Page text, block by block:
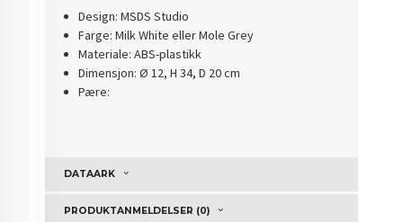
Design: MSDS Studio
Farge: Milk White eller Mole Grey
Materiale: ABS-plastikk
Dimensjon: Ø 12, H 34, D 20 cm
Pære:
DATAARK
PRODUKTANMELDELSER (0)